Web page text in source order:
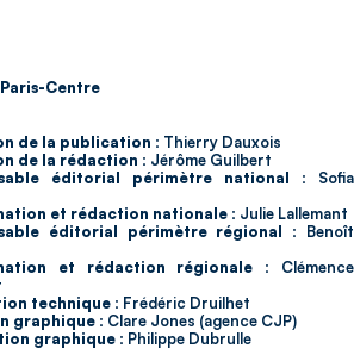
Centre
de la publication : Thierry Dauxois
de la rédaction : Jérôme Guilbert
éditorial périmètre national : Sofia
et rédaction nationale : Julie Lallemant
éditorial périmètre régional : Benoît
et rédaction régionale : Clémence
technique : Frédéric Druilhet
graphique : Clare Jones (agence CJP)
graphique : Philippe Dubrulle